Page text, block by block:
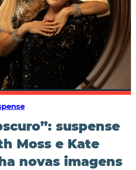
suspense
Moss e Kate
novas imagens